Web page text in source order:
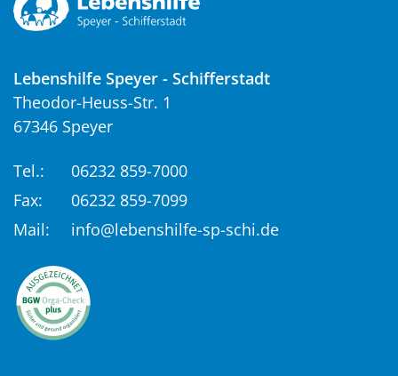
Lebenshilfe Speyer - Schifferstadt
Theodor-Heuss-Str. 1
67346 Speyer
Tel.:
06232 859-7000
Fax:
06232 859-7099
Mail:
info@lebenshilfe-sp-schi.de